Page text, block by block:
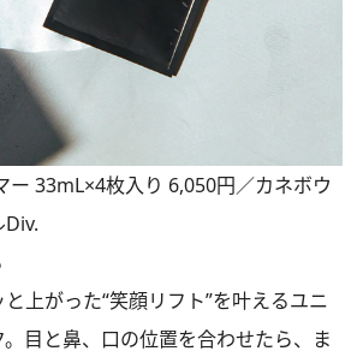
ー 33mL×4枚入り 6,050円／カネボウ
上がった“笑顔リフト”を叶えるユニ
目と鼻、口の位置を合わせたら、ま